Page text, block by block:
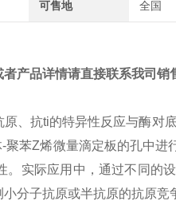
可售地 全国
产品详情请直接联系我司销
、抗ti的特异性反应与酶对
苯Z烯微量滴定板的孔中进
实际应用中，通过不同的
分子抗原或半抗原的抗原竞